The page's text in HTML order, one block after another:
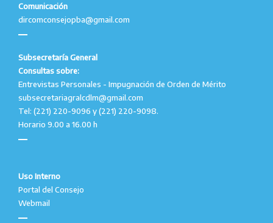
Comunicación
dircomconsejopba@gmail.com
Subsecretaría General
Consultas sobre:
Entrevistas Personales - Impugnación de Orden de Mérito
subsecretariagralcdlm@gmail.com
Tel: (221) 220-9096 y (221) 220-9098.
Horario 9.00 a 16.00 h
Uso Interno
Portal del Consejo
Webmail